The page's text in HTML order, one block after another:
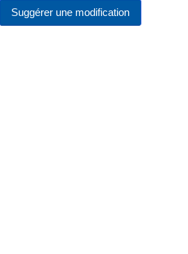
Suggérer une modification